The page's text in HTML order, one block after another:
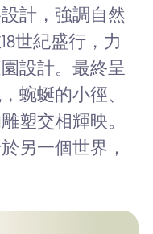
計，強調自然
世紀盛行，力
設計。最終呈
蜿蜒的小徑、
塑交相輝映。
另一個世界，